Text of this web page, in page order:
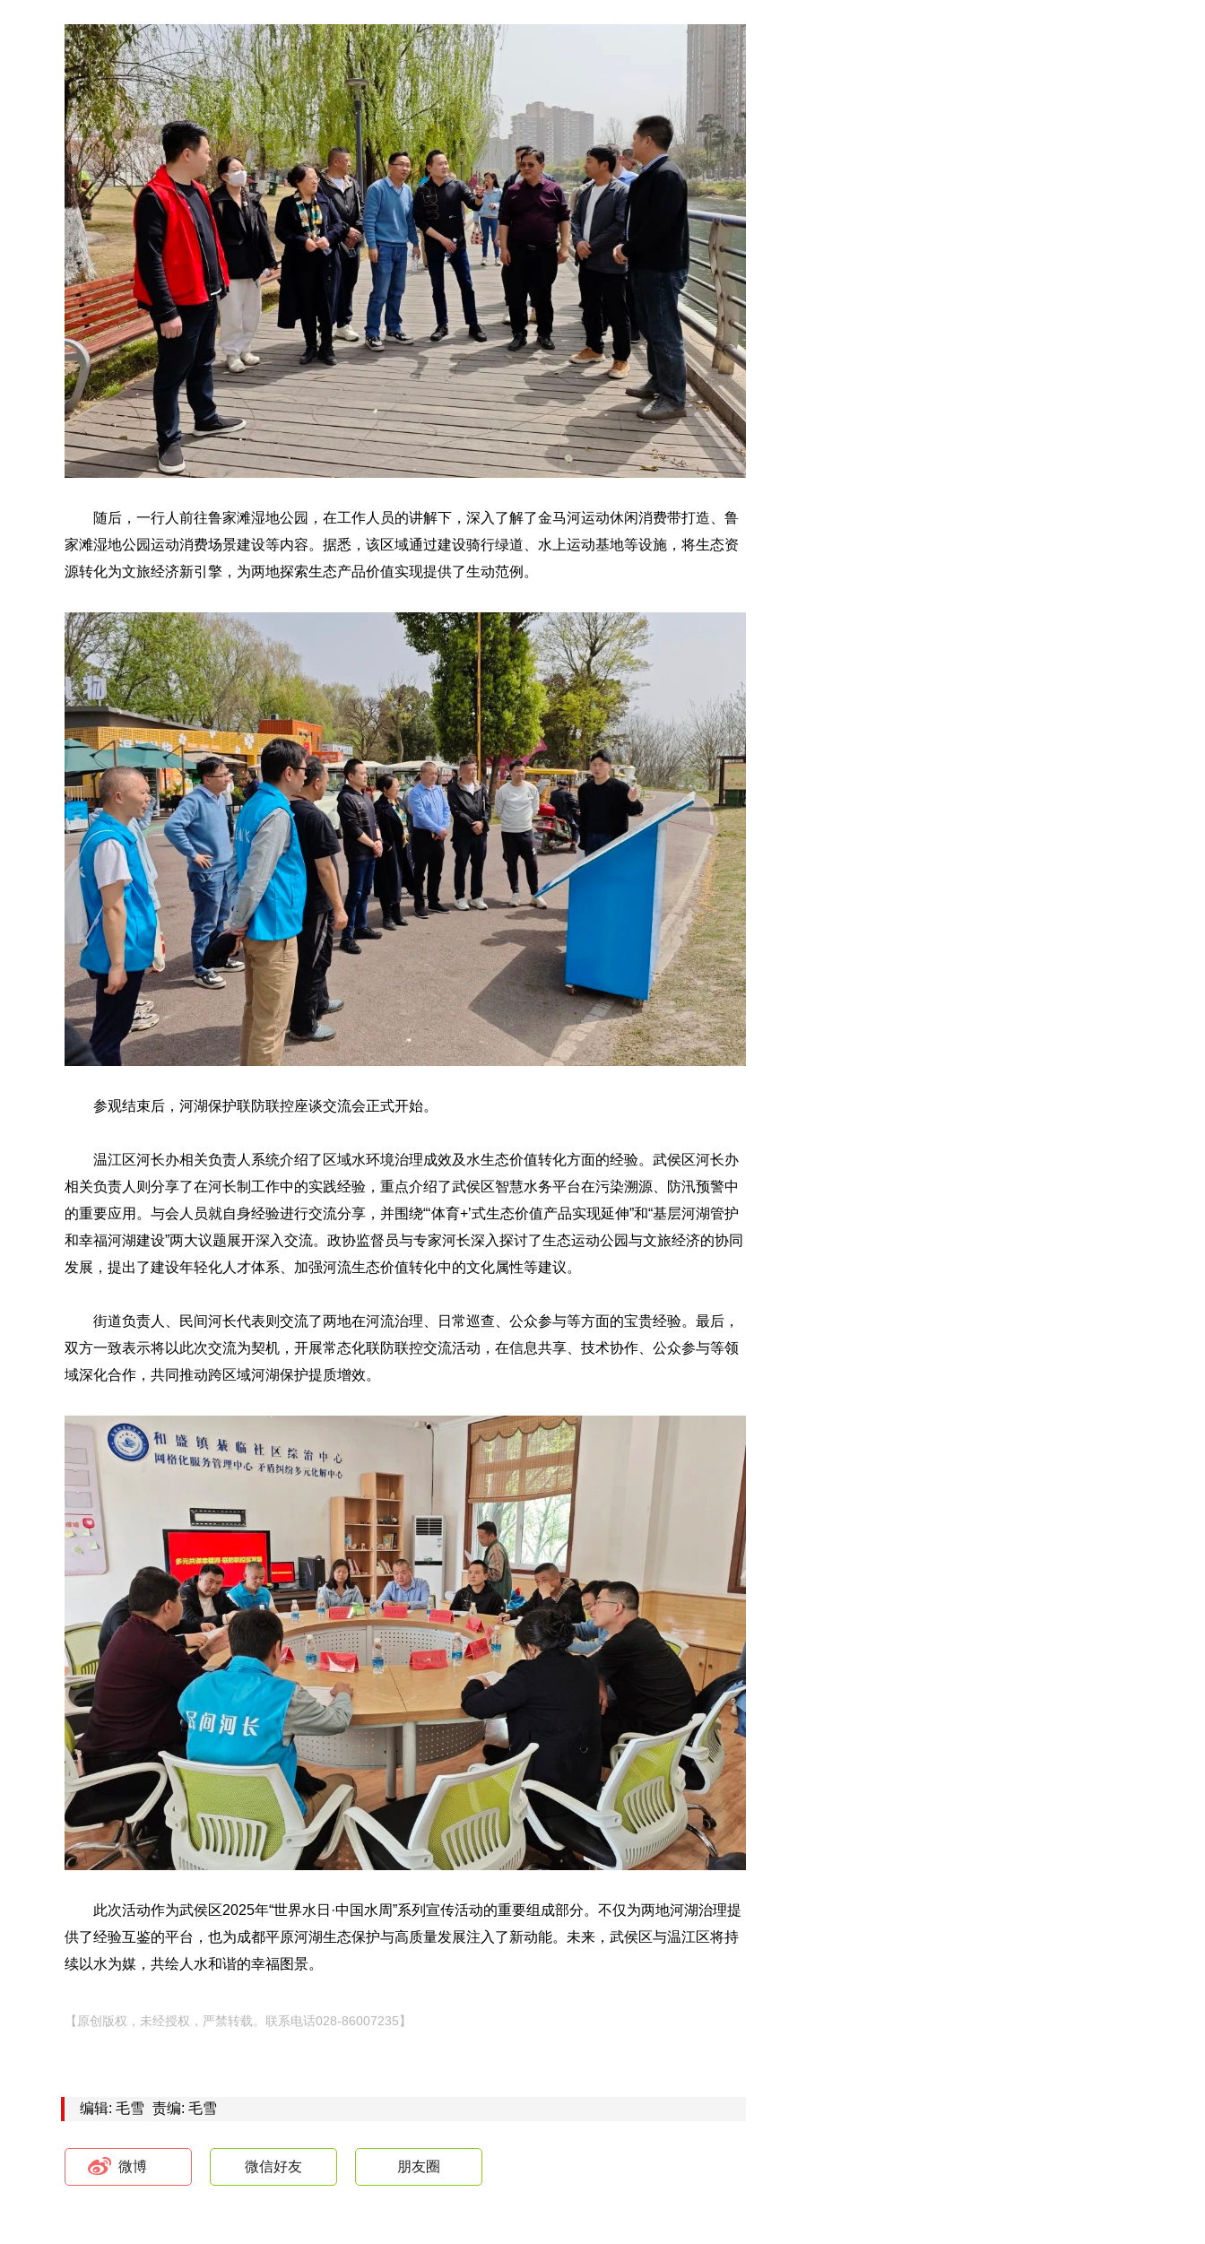
随后，一行人前往鲁家滩湿地公园，在工作人员的讲解下，深入了解了金马河运动休闲消费带打造、鲁
家滩湿地公园运动消费场景建设等内容。据悉，该区域通过建设骑行绿道、水上运动基地等设施，将生态资
源转化为文旅经济新引擎，为两地探索生态产品价值实现提供了生动范例。
参观结束后，河湖保护联防联控座谈交流会正式开始。
温江区河长办相关负责人系统介绍了区域水环境治理成效及水生态价值转化方面的经验。武侯区河长办
相关负责人则分享了在河长制工作中的实践经验，重点介绍了武侯区智慧水务平台在污染溯源、防汛预警中
的重要应用。与会人员就自身经验进行交流分享，并围绕“‘体育+’式生态价值产品实现延伸”和“基层河湖管护
和幸福河湖建设”两大议题展开深入交流。政协监督员与专家河长深入探讨了生态运动公园与文旅经济的协同
发展，提出了建设年轻化人才体系、加强河流生态价值转化中的文化属性等建议。
街道负责人、民间河长代表则交流了两地在河流治理、日常巡查、公众参与等方面的宝贵经验。最后，
双方一致表示将以此次交流为契机，开展常态化联防联控交流活动，在信息共享、技术协作、公众参与等领
域深化合作，共同推动跨区域河湖保护提质增效。
此次活动作为武侯区2025年“世界水日·中国水周”系列宣传活动的重要组成部分。不仅为两地河湖治理提
供了经验互鉴的平台，也为成都平原河湖生态保护与高质量发展注入了新动能。未来，武侯区与温江区将持
续以水为媒，共绘人水和谐的幸福图景。
【原创版权，未经授权，严禁转载。联系电话028-86007235】
编辑: 毛雪 责编: 毛雪
微博 微信好友 朋友圈